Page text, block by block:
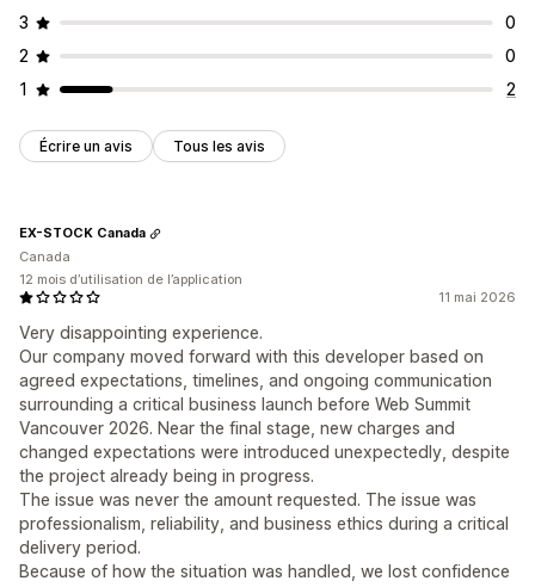
3
0
2
0
1
2
Écrire un avis Tous les avis
11 mai 2026
Very disappointing experience.
Our company moved forward with this developer based on
agreed expectations, timelines, and ongoing communication
surrounding a critical business launch before Web Summit
Vancouver 2026. Near the final stage, new charges and
changed expectations were introduced unexpectedly, despite
the project already being in progress.
The issue was never the amount requested. The issue was
professionalism, reliability, and business ethics during a critical
delivery period.
Because of how the situation was handled, we lost confidence
EX-STOCK Canada
Canada
12 mois d’utilisation de l’application